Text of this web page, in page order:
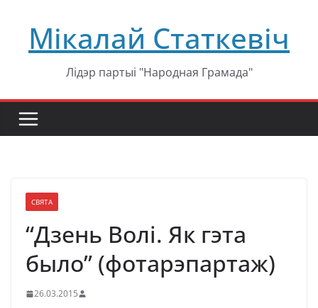
содержимому
Мікалай Статкевіч
Лідэр партыі "Народная Грамада"
СВЯТА
“Дзень Волі. Як гэта
было” (фотарэпартаж)
26.03.2015